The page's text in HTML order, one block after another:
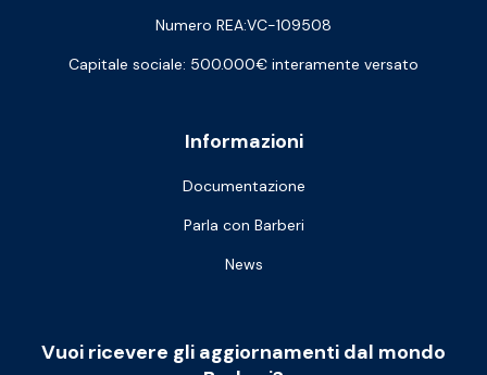
Informazioni
Documentazione
Parla con Barberi
News
Numero REA:VC-109508
Capitale sociale: 500.000€ interamente versato
Vuoi ricevere gli aggiornamenti dal mondo